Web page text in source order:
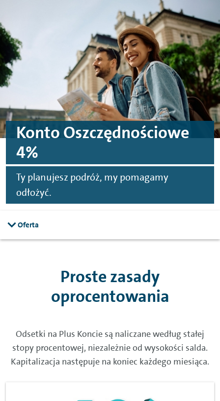
Konto Oszczędnościowe
4%
Ty planujesz podróż, my pomagamy
odłożyć.
Oferta
Proste zasady
oprocentowania
Odsetki na Plus Koncie są naliczane według stałej
stopy procentowej, niezależnie od wysokości salda.
Kapitalizacja następuje na koniec każdego miesiąca.